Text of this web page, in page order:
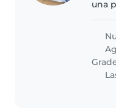
una
un
10